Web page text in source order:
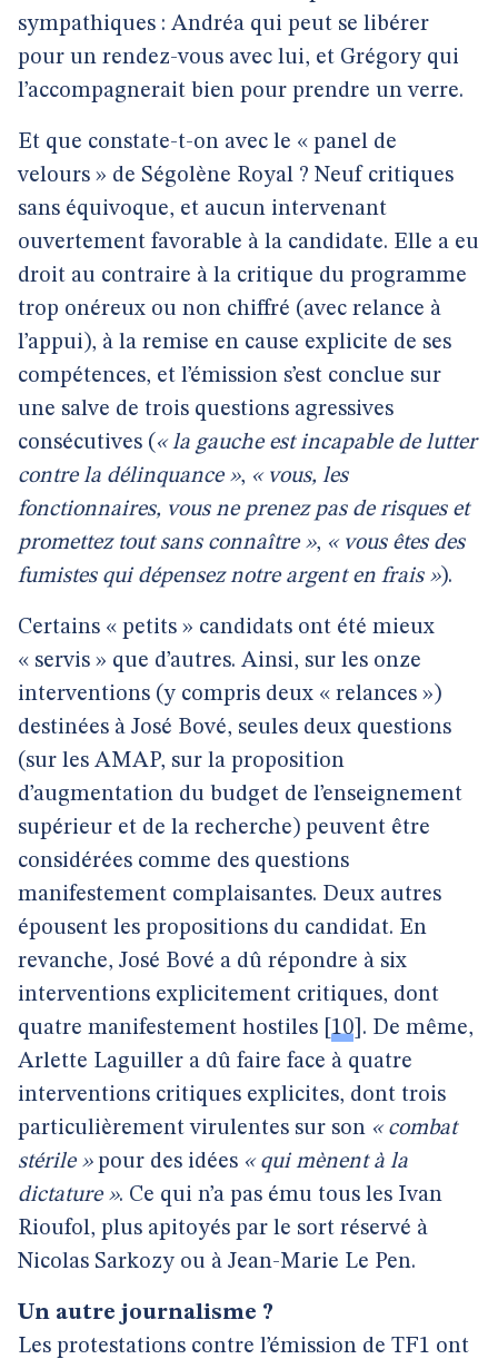
sympathiques : Andréa qui peut se libérer
pour un rendez-vous avec lui, et Grégory qui
l’accompagnerait bien pour prendre un verre.
Et que constate-t-on avec le « panel de
velours » de Ségolène Royal ? Neuf critiques
sans équivoque, et aucun intervenant
ouvertement favorable à la candidate. Elle a eu
droit au contraire à la critique du programme
trop onéreux ou non chiffré (avec relance à
l’appui), à la remise en cause explicite de ses
compétences, et l’émission s’est conclue sur
une salve de trois questions agressives
consécutives ( « la gauche est incapable de lutter
contre la délinquance », « vous, les
fonctionnaires, vous ne prenez pas de risques et
promettez tout sans connaître », « vous êtes des
fumistes qui dépensez notre argent en frais »).
Certains « petits » candidats ont été mieux
« servis » que d’autres. Ainsi, sur les onze
interventions (y compris deux « relances »)
destinées à José Bové, seules deux questions
(sur les AMAP, sur la proposition
d’augmentation du budget de l’enseignement
supérieur et de la recherche) peuvent être
considérées comme des questions
manifestement complaisantes. Deux autres
épousent les propositions du candidat. En
revanche, José Bové a dû répondre à six
interventions explicitement critiques, dont
quatre manifestement hostiles 10 . De même,
Arlette Laguiller a dû faire face à quatre
interventions critiques explicites, dont trois
particulièrement virulentes sur son « combat
stérile »pour des idées « qui mènent à la
dictature ». Ce qui n’a pas ému tous les Ivan
Rioufol, plus apitoyés par le sort réservé à
Nicolas Sarkozy ou à Jean-Marie Le Pen.
Un autre journalisme ?
Les protestations contre l’émission de TF1 ont